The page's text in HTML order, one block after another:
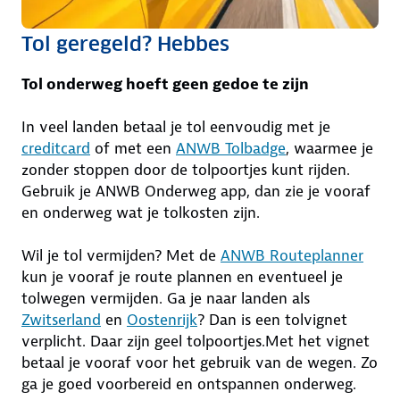
Tol geregeld? Hebbes
Tol onderweg hoeft geen gedoe te zijn
In veel landen betaal je tol eenvoudig met je
creditcard of met een ANWB Tolbadge, waarmee je
zonder stoppen door de tolpoortjes kunt rijden.
Gebruik je ANWB Onderweg app, dan zie je vooraf
en onderweg wat je tolkosten zijn.
Wil je tol vermijden? Met de ANWB Routeplanner
kun je vooraf je route plannen en eventueel je
tolwegen vermijden. Ga je naar landen als
Zwitserland en Oostenrijk? Dan is een tolvignet
verplicht. Daar zijn geel tolpoortjes.Met het vignet
betaal je vooraf voor het gebruik van de wegen. Zo
ga je goed voorbereid en ontspannen onderweg.